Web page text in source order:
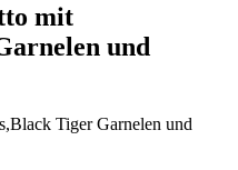
mit
und
Tiger Garnelen und